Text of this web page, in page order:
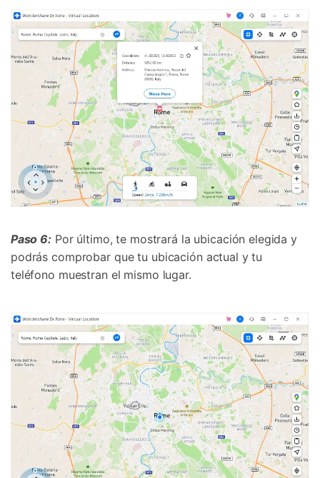
󠀰Paso 6: Por último, te mostrará la ubicación elegida y
podrás comprobar que tu ubicación actual y tu
teléfono muestran el mismo lugar.󠀲󠀩󠀠󠀤󠀤󠀩󠀤󠀥󠀳